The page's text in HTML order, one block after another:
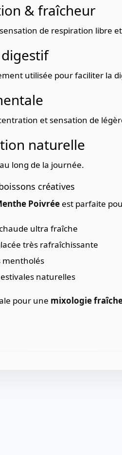
& fraîcheur
de respiration libre
utilisée pour faciliter la
et sensation de
naturelle
long de la journée.
créatives
Poivrée est parfaite
ultra fraîche
très rafraîchissante
mentholés
naturelles
pour une mixologie